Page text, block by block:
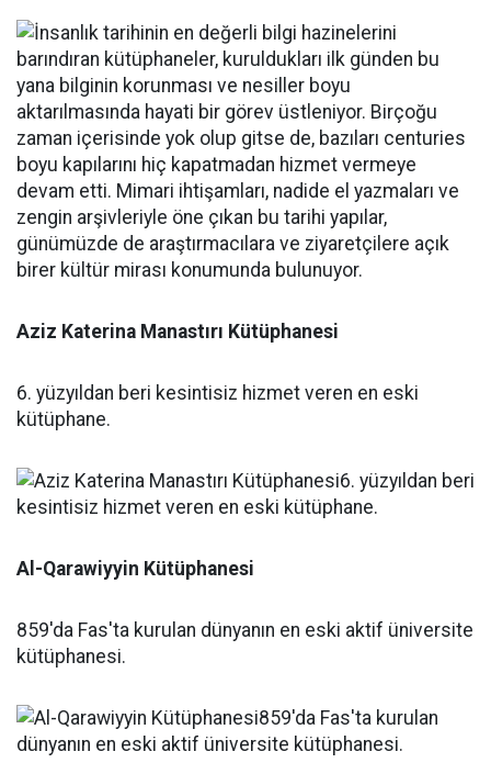
Aziz Katerina Manastırı Kütüphanesi
6. yüzyıldan beri kesintisiz hizmet veren en eski
kütüphane.
Al-Qarawiyyin Kütüphanesi
859'da Fas'ta kurulan dünyanın en eski aktif üniversite
kütüphanesi.